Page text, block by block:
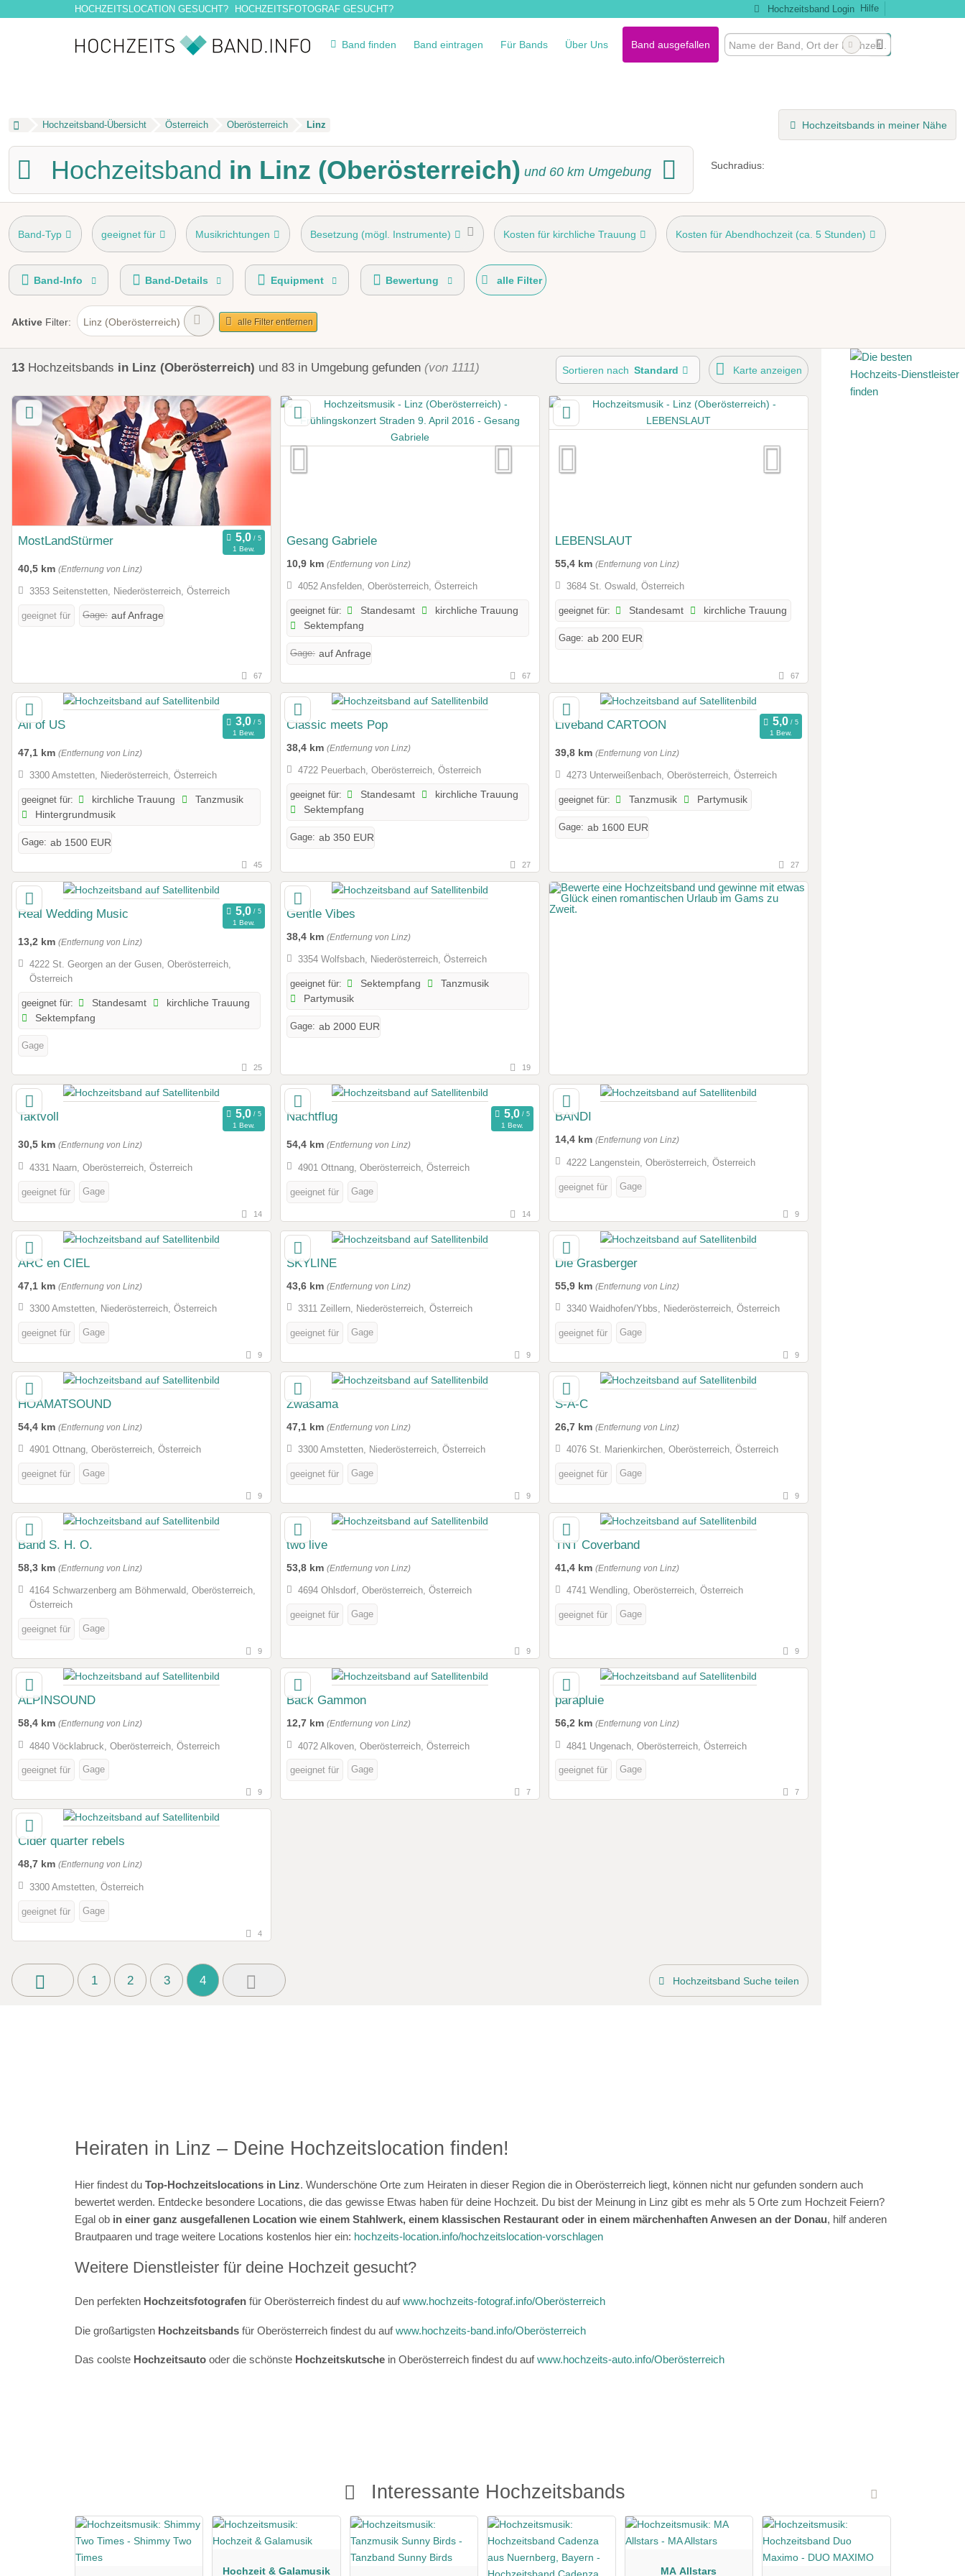
HOCHZEITSLOCATION GESUCHT? HOCHZEITSFOTOGRAF GESUCHT? Hochzeitsband Login Hilfe
Band finden Band eintragen Für Bands Über Uns Band ausgefallen
Hochzeitsband-Übersicht Österreich Oberösterreich Linz Hochzeitsbands in meiner Nähe
Hochzeitsband in Linz (Oberösterreich) und 60 km Umgebung Suchradius:
Band-Typ geeignet für Musikrichtungen Besetzung (mögl. Instrumente) Kosten für kirchliche Trauung Kosten für Abendhochzeit (ca. 5 Stunden)
Gage Spieldauer Liederwunsch aus Mappe Einstudieren von Wunschsongs
Band-Info
Band-Details Equipment Bewertung alle Filter
Aktive Filter: Linz (Oberösterreich) alle Filter entfernen
13 Hochzeitsbands in Linz (Oberösterreich) und 83 in Umgebung gefunden (von 1111) Sortieren nach Standard Karte anzeigen
MostLandStürmer
1 Bew.
40,5 km (Entfernung von Linz)
3353 Seitenstetten, Niederösterreich, Österreich
geeignet für Gage: auf Anfrage
67
Gesang Gabriele
10,9 km (Entfernung von Linz)
4052 Ansfelden, Oberösterreich, Österreich
geeignet für: Standesamt
kirchliche Trauung
Sektempfang
Gage: auf Anfrage
67
LEBENSLAUT
55,4 km (Entfernung von Linz)
3684 St. Oswald, Österreich
geeignet für: Standesamt kirchliche Trauung
Gage: ab 200 EUR
67
All of US
1 Bew.
47,1 km (Entfernung von Linz)
3300 Amstetten, Niederösterreich, Österreich
geeignet für: kirchliche Trauung
Tanzmusik
Hintergrundmusik
Gage: ab 1500 EUR
45
Classic meets Pop
38,4 km (Entfernung von Linz)
4722 Peuerbach, Oberösterreich, Österreich
geeignet für: Standesamt
kirchliche Trauung
Sektempfang
Gage: ab 350 EUR
27
Liveband CARTOON
1 Bew.
39,8 km (Entfernung von Linz)
4273 Unterweißenbach, Oberösterreich, Österreich
geeignet für: Tanzmusik Partymusik
Gage: ab 1600 EUR
27
Real Wedding Music
1 Bew.
13,2 km (Entfernung von Linz)
4222 St. Georgen an der Gusen, Oberösterreich,
Österreich
geeignet für: Standesamt
kirchliche Trauung
Sektempfang
Gage
25
Gentle Vibes
38,4 km (Entfernung von Linz)
3354 Wolfsbach, Niederösterreich, Österreich
geeignet für: Sektempfang
Tanzmusik
Partymusik
Gage: ab 2000 EUR
19
Taktvoll
1 Bew.
30,5 km (Entfernung von Linz)
4331 Naarn, Oberösterreich, Österreich
geeignet für Gage
14
Nachtflug
1 Bew.
54,4 km (Entfernung von Linz)
4901 Ottnang, Oberösterreich, Österreich
geeignet für Gage
14
BANDI
14,4 km (Entfernung von Linz)
4222 Langenstein, Oberösterreich, Österreich
geeignet für Gage
9
ARC en CIEL
47,1 km (Entfernung von Linz)
3300 Amstetten, Niederösterreich, Österreich
geeignet für Gage
9
SKYLINE
43,6 km (Entfernung von Linz)
3311 Zeillern, Niederösterreich, Österreich
geeignet für Gage
9
Die Grasberger
55,9 km (Entfernung von Linz)
3340 Waidhofen/Ybbs, Niederösterreich, Österreich
geeignet für Gage
9
HOAMATSOUND
54,4 km (Entfernung von Linz)
4901 Ottnang, Oberösterreich, Österreich
geeignet für Gage
9
Zwasama
47,1 km (Entfernung von Linz)
3300 Amstetten, Niederösterreich, Österreich
geeignet für Gage
9
S-A-C
26,7 km (Entfernung von Linz)
4076 St. Marienkirchen, Oberösterreich, Österreich
geeignet für Gage
9
Band S. H. O.
58,3 km (Entfernung von Linz)
4164 Schwarzenberg am Böhmerwald, Oberösterreich,
Österreich
geeignet für Gage
9
two live
53,8 km (Entfernung von Linz)
4694 Ohlsdorf, Oberösterreich, Österreich
geeignet für Gage
9
TNT Coverband
41,4 km (Entfernung von Linz)
4741 Wendling, Oberösterreich, Österreich
geeignet für Gage
9
ALPINSOUND
58,4 km (Entfernung von Linz)
4840 Vöcklabruck, Oberösterreich, Österreich
geeignet für Gage
9
Back Gammon
12,7 km (Entfernung von Linz)
4072 Alkoven, Oberösterreich, Österreich
geeignet für Gage
7
parapluie
56,2 km (Entfernung von Linz)
4841 Ungenach, Oberösterreich, Österreich
geeignet für Gage
7
Cider quarter rebels
48,7 km (Entfernung von Linz)
3300 Amstetten, Österreich
geeignet für Gage
4
1 2 3 4 Hochzeitsband Suche teilen
Heiraten in Linz – Deine Hochzeitslocation finden!
Hier findest du Top-Hochzeitslocations in Linz. Wunderschöne Orte zum Heiraten in dieser Region die in Oberösterreich liegt, können nicht nur gefunden sondern auch
bewertet werden. Entdecke besondere Locations, die das gewisse Etwas haben für deine Hochzeit. Du bist der Meinung in Linz gibt es mehr als 5 Orte zum Hochzeit Feiern?
Egal ob in einer ganz ausgefallenen Location wie einem Stahlwerk, einem klassischen Restaurant oder in einem märchenhaften Anwesen an der Donau, hilf anderen
Brautpaaren und trage weitere Locations kostenlos hier ein: hochzeits-location.info/hochzeitslocation-vorschlagen
Weitere Dienstleister für deine Hochzeit gesucht?
Den perfekten Hochzeitsfotografenfür Oberösterreich findest du aufwww.hochzeits-fotograf.info/Oberösterreich
Die großartigsten Hochzeitsbandsfür Oberösterreich findest du aufwww.hochzeits-band.info/Oberösterreich
Das coolste Hochzeitsautooder die schönste Hochzeitskutschein Oberösterreich findest du aufwww.hochzeits-auto.info/Oberösterreich
Interessante Hochzeitsbands
Hochzeit & Galamusik MA Allstars